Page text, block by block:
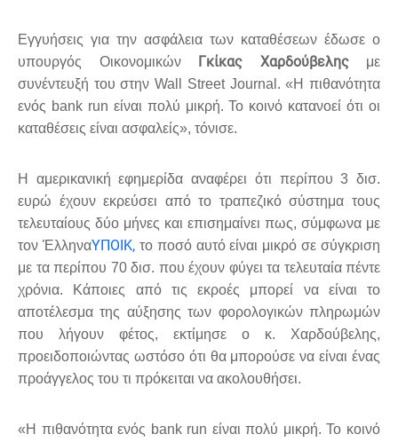
Εγγυήσεις για την ασφάλεια των καταθέσεων έδωσε ο
υπουργός Οικονομικών Γκίκας Χαρδούβεληςμε
συνέντευξή του στην Wall Street Journal. «Η πιθανότητα
ενός bank run είναι πολύ μικρή. Το κοινό κατανοεί ότι οι
καταθέσεις είναι ασφαλείς», τόνισε.
Η αμερικανική εφημερίδα αναφέρει ότι περίπου 3 δισ.
ευρώ έχουν εκρεύσει από το τραπεζικό σύστημα τους
τελευταίους δύο μήνες και επισημαίνει πως, σύμφωνα με
τον ΈλληναΥΠΟΙΚ, το ποσό αυτό είναι μικρό σε σύγκριση
με τα περίπου 70 δισ. που έχουν φύγει τα τελευταία πέντε
χρόνια. Κάποιες από τις εκροές μπορεί να είναι το
αποτέλεσμα της αύξησης των φορολογικών πληρωμών
που λήγουν φέτος, εκτίμησε ο κ. Χαρδούβελης,
προειδοποιώντας ωστόσο ότι θα μπορούσε να είναι ένας
προάγγελος του τι πρόκειται να ακολουθήσει.
«Η πιθανότητα ενός bank run είναι πολύ μικρή. Το κοινό